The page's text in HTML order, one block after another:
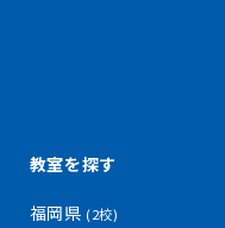
教室を探す
福岡県(2校)